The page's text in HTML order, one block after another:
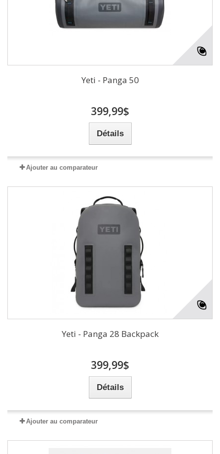
Yeti - Panga 50
399,99$
Détails
Ajouter au comparateur
Yeti - Panga 28 Backpack
399,99$
Détails
Ajouter au comparateur